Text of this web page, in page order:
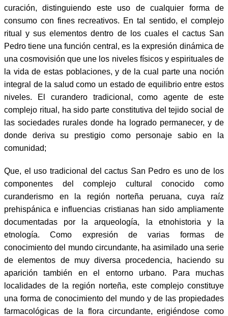
curación, distinguiendo este uso de cualquier forma de
consumo con fines recreativos. En tal sentido, el complejo
ritual y sus elementos dentro de los cuales el cactus San
Pedro tiene una función central, es la expresión dinámica de
una cosmovisión que une los niveles físicos y espirituales de
la vida de estas poblaciones, y de la cual parte una noción
integral de la salud como un estado de equilibrio entre estos
niveles. El curandero tradicional, como agente de este
complejo ritual, ha sido parte constitutiva del tejido social de
las sociedades rurales donde ha logrado permanecer, y de
donde deriva su prestigio como personaje sabio en la
comunidad;
Que, el uso tradicional del cactus San Pedro es uno de los
componentes del complejo cultural conocido como
curanderismo en la región norteña peruana, cuya raíz
prehispánica e influencias cristianas han sido ampliamente
documentadas por la arqueología, la etnohistoria y la
etnología. Como expresión de varias formas de
conocimiento del mundo circundante, ha asimilado una serie
de elementos de muy diversa procedencia, haciendo su
aparición también en el entorno urbano. Para muchas
localidades de la región norteña, este complejo constituye
una forma de conocimiento del mundo y de las propiedades
farmacológicas de la flora circundante, erigiéndose como